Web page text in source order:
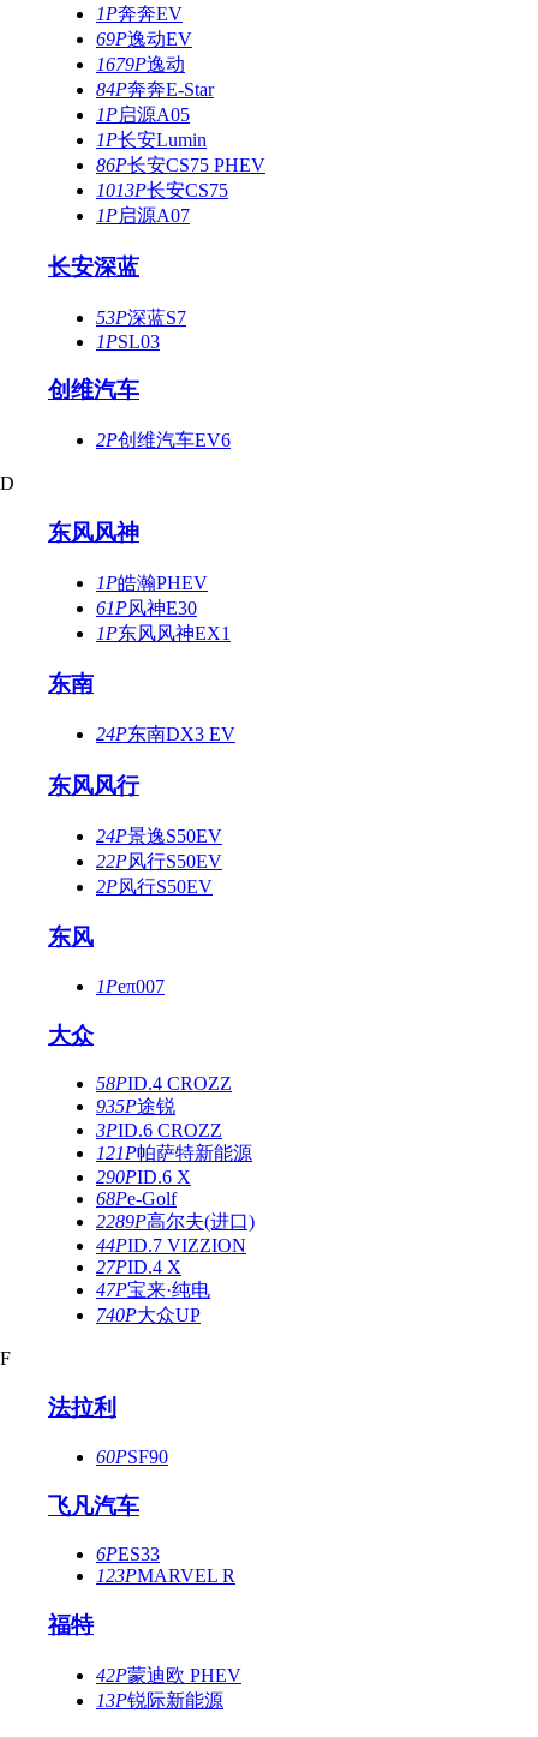
1P奔奔EV
69P逸动EV
1679P逸动
84P奔奔E-Star
1P启源A05
1P长安Lumin
86P长安CS75 PHEV
1013P长安CS75
1P启源A07
长安深蓝
53P深蓝S7
1PSL03
创维汽车
2P创维汽车EV6
D
东风风神
1P皓瀚PHEV
61P风神E30
1P东风风神EX1
东南
24P东南DX3 EV
东风风行
24P景逸S50EV
22P风行S50EV
2P风行S50EV
东风
1Peπ007
大众
58PID.4 CROZZ
935P途锐
3PID.6 CROZZ
121P帕萨特新能源
290PID.6 X
68Pe-Golf
2289P高尔夫(进口)
44PID.7 VIZZION
27PID.4 X
47P宝来·纯电
740P大众UP
F
法拉利
60PSF90
飞凡汽车
6PES33
123PMARVEL R
福特
42P蒙迪欧 PHEV
13P锐际新能源